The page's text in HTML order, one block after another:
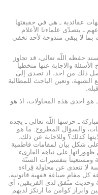
عقائدية ـ هي في حقيقتها
ـ يتصدّى علماءنا الأعلام
بما لا يبقى مندوحة لأحد تخفى
حفظه اللّه تعالى، قد تجاوز
والاجابة عنها متخطياً
ذلك من احد، اذ تصدى إلى
وتعين الباحث للمطالبة
هو احدى هذه المحاولات، اذ هو
ـ حرسها اللّه تعالى ـ يجده
والسؤال المطروح: ما هو
كذلك؟ وللاجابة عن ذلك،
شكل بيان لمقامات فاطمية
على نباهة القارىء
ومستعيناً بتفسيرات السنّة
لا تتعدى عن محاولة قِراءة
كل مقام صياغة فقهية قانونية،
وحديث متّفق لدى الفريقين، أي
وابراز كوامن ما ارتكز لديهم